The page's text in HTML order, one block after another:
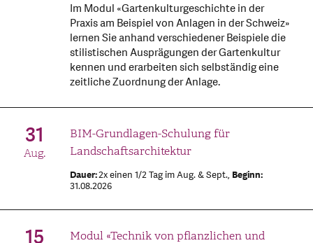
Im Modul «Gartenkulturgeschichte in der
Praxis am Beispiel von Anlagen in der Schweiz»
lernen Sie anhand verschiedener Beispiele die
stilistischen Ausprägungen der Gartenkultur
kennen und erarbeiten sich selbständig eine
zeitliche Zuordnung der Anlage.
31
Aug.
BIM-Grundlagen-Schulung für
Landschaftsarchitektur
Dauer:2x einen 1/2 Tag im Aug. & Sept., Beginn:
31.08.2026
15 Modul «Technik von pflanzlichen und